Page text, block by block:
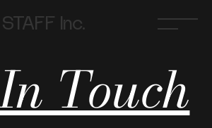
Inc.
Touch